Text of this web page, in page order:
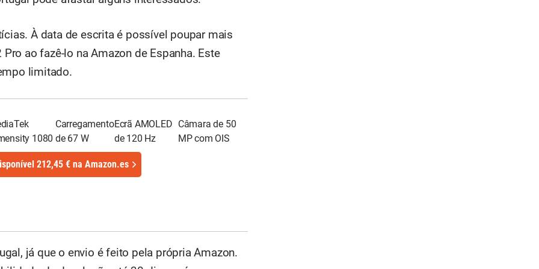
À data de escrita é possível poupar mais
ao fazê-lo na Amazon de Espanha. Este
limitado.
1080
Carregamento
de 67 W
Ecrã AMOLED
de 120 Hz
Câmara de 50
MP com OIS
212,45 € na Amazon.es
já que o envio é feito pela própria Amazon.